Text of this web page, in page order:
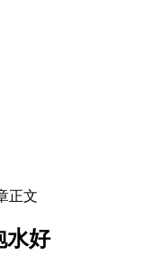
正文
水好